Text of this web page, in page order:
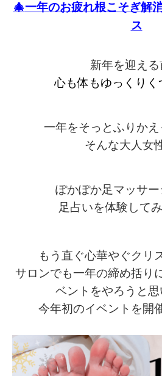
🎄一年のお疲れ根こそぎ解
ス
新年を迎える
心も体もゆっくりく
一年をそっとふりかえ
そんな大人女
ぽかぽか足マッサー
足占いを体験して
もう直ぐ心華やぐクリ
サロンでも一年の締め括り
ベントをやろうと思
今年初のイベントを開